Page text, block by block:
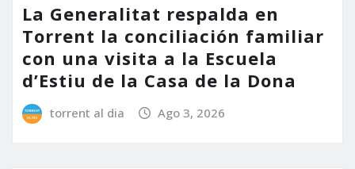
La Generalitat respalda en
Torrent la conciliación familiar
con una visita a la Escuela
d’Estiu de la Casa de la Dona
torrent al dia Ago 3, 2026